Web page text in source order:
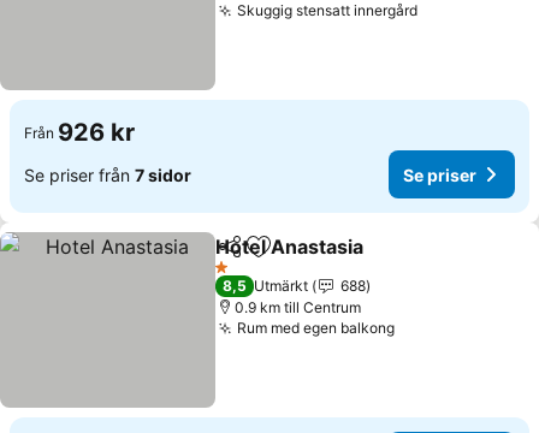
Skuggig stensatt innergårdSe priser
Från 926 kr
Se priser från 7 sidor Se priser
Dela Lägg till i Mina Favoriter
Hotel Anastasia
1 Stjärnor
8,5 Utmärkt
688
0.9 km till Centrum
Rum med egen balkongSe priser